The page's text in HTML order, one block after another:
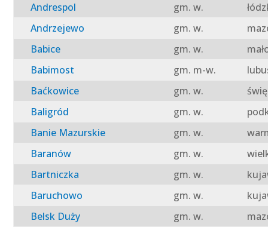
Andrespol
gm. w.
Andrzejewo
gm. w.
Babice
gm. w.
Babimost
gm. m-w.
Baćkowice
gm. w.
Baligród
gm. w.
Banie Mazurskie
gm. w.
Baranów
gm. w.
Bartniczka
gm. w.
Baruchowo
gm. w.
Belsk Duży
gm. w.